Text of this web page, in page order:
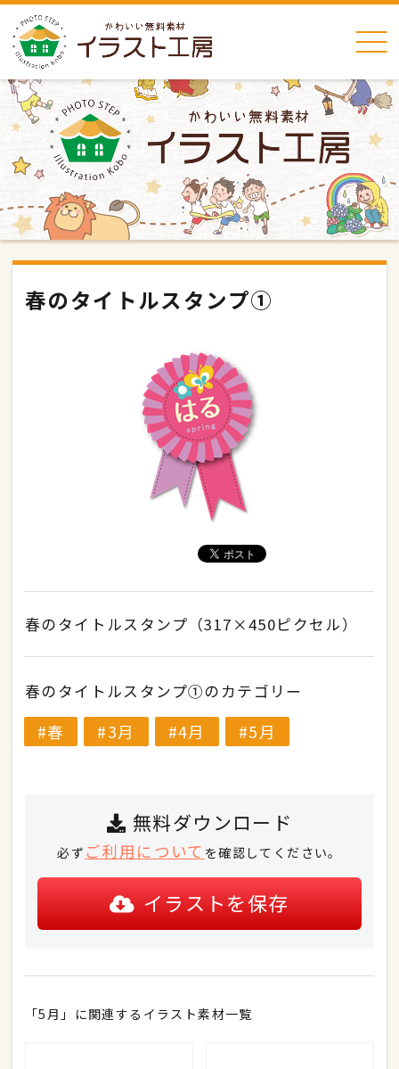
春のタイトルスタンプ①
春のタイトルスタンプ（317×450ピクセル）
春のタイトルスタンプ①のカテゴリー
春 3月 4月 5月
無料ダウンロード
必ず ご利用について を確認してください。
イラストを保存
「5月」に関連するイラスト素材一覧